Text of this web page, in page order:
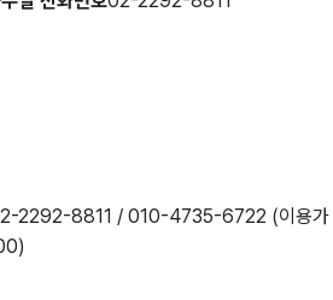
2292-8811 / 010-4735-6722 (이용가